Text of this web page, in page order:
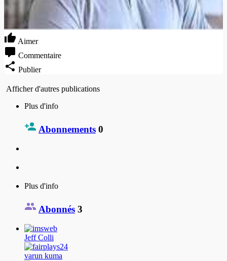
Aimer
Commentaire
Publier
Afficher d'autres publications
Plus d'info
Abonnements 0
Plus d'info
Abonnés 3
Jeff Colli
varun kuma